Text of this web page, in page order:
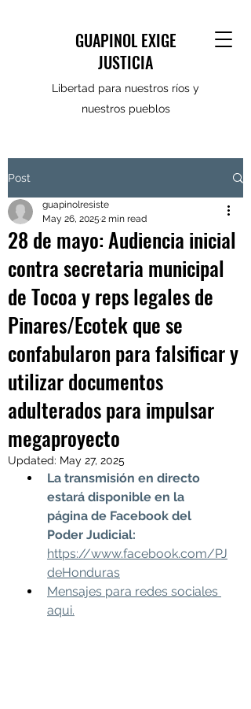
GUAPINOL EXIGE
JUSTICIA
Libertad para nuestros ríos y
nuestros pueblos
Post
28 de mayo: Audiencia inicial
contra secretaria municipal
de Tocoa y reps legales de
Pinares/Ecotek que se
confabularon para falsificar y
utilizar documentos
adulterados para impulsar
megaproyecto
guapinolresiste
May 26, 2025 2 min read
Updated: May 27, 2025
La transmisión en directo
estará disponible en la
página de Facebook del
Poder Judicial:
https://www.facebook.com/PJ
deHonduras
Mensajes para redes sociales
aqui.